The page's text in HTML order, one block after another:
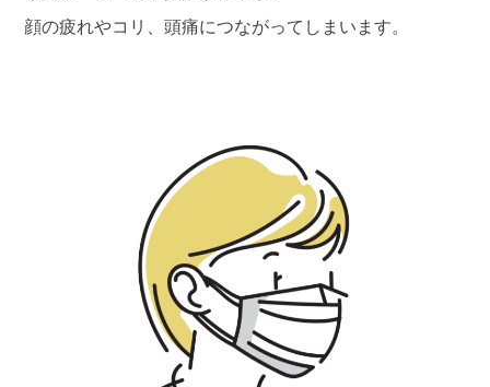
顔の疲れやコリ、頭痛につながってしまいます。